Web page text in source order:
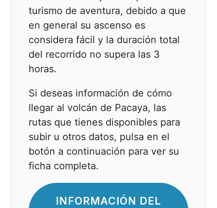
turismo de aventura, debido a que
en general su ascenso es
considera fácil y la duración total
del recorrido no supera las 3
horas.
Si deseas información de cómo
llegar al volcán de Pacaya, las
rutas que tienes disponibles para
subir u otros datos, pulsa en el
botón a continuación para ver su
ficha completa.
INFORMACIÓN DEL